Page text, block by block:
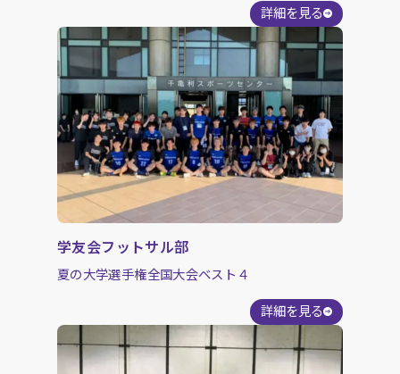
詳細を見る
学友会フットサル部
夏の大学選手権全国大会ベスト４
詳細を見る